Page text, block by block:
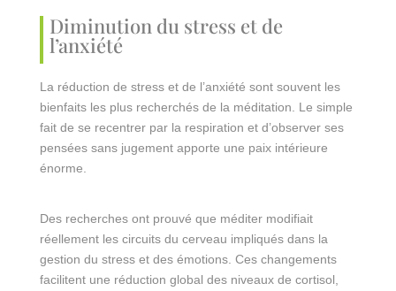
Diminution du stress et de
l’anxiété
La réduction de stress et de l’anxiété sont souvent les
bienfaits les plus recherchés de la méditation. Le simple
fait de se recentrer par la respiration et d’observer ses
pensées sans jugement apporte une paix intérieure
énorme.
Des recherches ont prouvé que méditer modifiait
réellement les circuits du cerveau impliqués dans la
gestion du stress et des émotions. Ces changements
facilitent une réduction global des niveaux de cortisol,